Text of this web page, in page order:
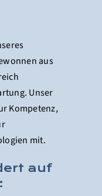
aus
Unser
Kompetenz,
mit.
auf